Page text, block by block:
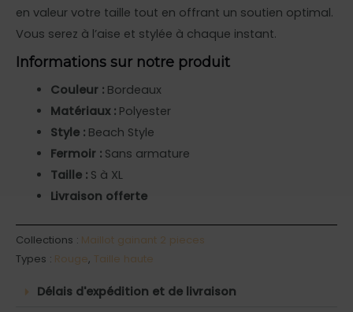
en valeur votre taille tout en offrant un soutien optimal.
Vous serez à l’aise et stylée à chaque instant.
Informations sur notre produit
Couleur :Bordeaux
Matériaux :Polyester
Style :Beach Style
Fermoir :Sans armature
Taille :S à XL
Livraison offerte
Collections : Maillot gainant 2 pieces
Types : Rouge, Taille haute
Délais d'expédition et de livraison